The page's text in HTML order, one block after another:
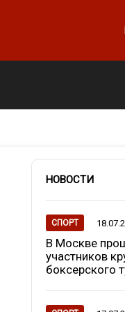
НОВОСТИ
СПОРТ
В Москве
участников
боксерского